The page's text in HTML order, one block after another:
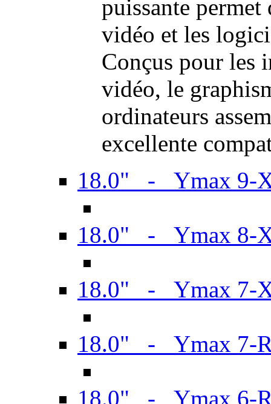
puissante permet
vidéo et les
Conçus pour les
vidéo, le
ordinateurs
excellente
18.0" - Ymax 9-
18.0" - Ymax 8-
18.0" - Ymax 7-
18.0" - Ymax 7-
18.0" - Ymax 6-